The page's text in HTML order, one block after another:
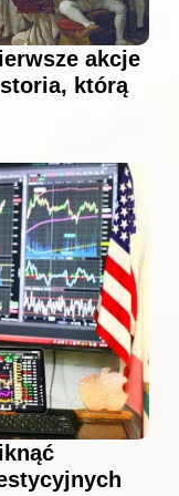
akcje
którą